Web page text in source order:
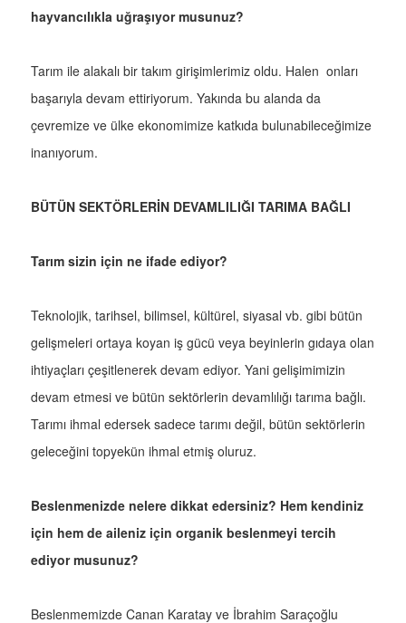
hayvancılıkla uğraşıyor musunuz?
Tarım ile alakalı bir takım girişimlerimiz oldu. Halen onları
başarıyla devam ettiriyorum. Yakında bu alanda da
çevremize ve ülke ekonomimize katkıda bulunabileceğimize
inanıyorum.
BÜTÜN SEKTÖRLERİN DEVAMLILIĞI TARIMA BAĞLI
Tarım sizin için ne ifade ediyor?
Teknolojik, tarihsel, bilimsel, kültürel, siyasal vb. gibi bütün
gelişmeleri ortaya koyan iş gücü veya beyinlerin gıdaya olan
ihtiyaçları çeşitlenerek devam ediyor. Yani gelişimimizin
devam etmesi ve bütün sektörlerin devamlılığı tarıma bağlı.
Tarımı ihmal edersek sadece tarımı değil, bütün sektörlerin
geleceğini topyekün ihmal etmiş oluruz.
Beslenmenizde nelere dikkat edersiniz? Hem kendiniz
için hem de aileniz için organik beslenmeyi tercih
ediyor musunuz?
Beslenmemizde Canan Karatay ve İbrahim Saraçoğlu